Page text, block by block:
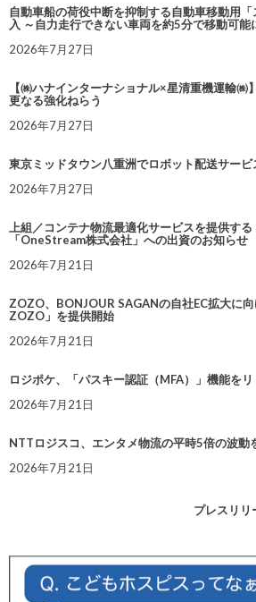
自動車船の荷役中断を抑制する自動車移動用
入 ～自力走行できない車両を約5分で移動可能
2026年7月27日
【㈱ハナインターナショナル×星清重機運輸㈱
更なる強化ねらう
2026年7月27日
東京ミッドタウン八重洲でロボット配送サー
2026年7月27日
上組／コンテナ物流最適化サービスを提供す
「OneStream株式会社」への出資のお知らせ
2026年7月21日
ZOZO、BONJOUR SAGANの自社EC拡大に
ZOZO」を提供開始
2026年7月21日
ロジポケ、「パスキー認証（MFA）」機能をリ
2026年7月21日
NTTロジスコ、エンタメ物流の平時5倍の波
2026年7月21日
プレスリリ